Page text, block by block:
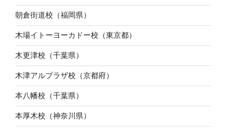
朝倉街道校（福岡県）
木場イトーヨーカドー校（東京都）
木更津校（千葉県）
木津アルプラザ校（京都府）
本八幡校（千葉県）
本厚木校（神奈川県）